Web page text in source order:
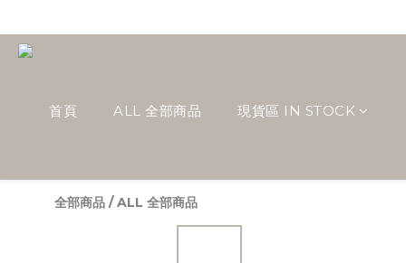
首頁 ALL 全部商品 現貨區 IN STOCK
全部商品 /ALL 全部商品